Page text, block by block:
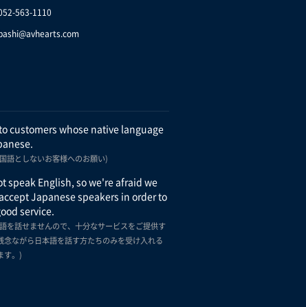
563-1110
customers whose native language
語としないお客様へのお願い)
speak English, so we're afraid we
Japanese speakers in order to
service.
を話せませんので、十分なサービスをご提供す
念ながら日本語を話す方たちのみを受け入れる
す。)